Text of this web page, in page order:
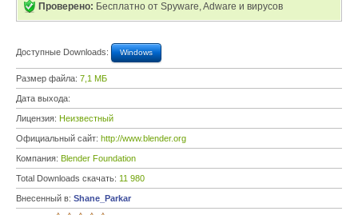
Проверено: Бесплатно от Spyware, Adware и вирусов
Доступные Downloads: Windows
Размер файла: 7,1 МБ
Дата выхода:
Лицензия: Неизвестный
Официальный сайт: http://www.blender.org
Компания: Blender Foundation
Total Downloads скачать: 11 980
Внесенный в: Shane_Parkar